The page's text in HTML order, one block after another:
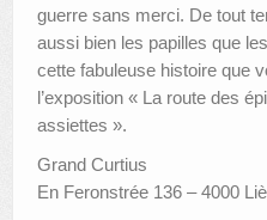
guerre sans merci. De tout
aussi bien les papilles que
cette fabuleuse histoire que
l’exposition « La route des
assiettes ».
Grand Curtius
En Feronstrée 136 – 4000